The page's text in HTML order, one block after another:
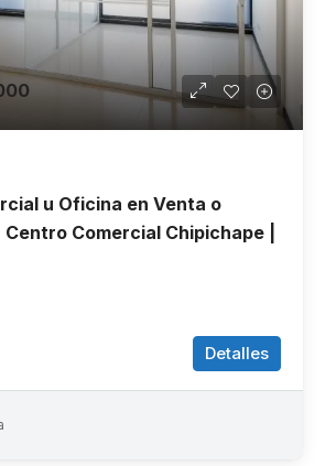
u Oficina en Venta o
Comercial Chipichape |
Detalles